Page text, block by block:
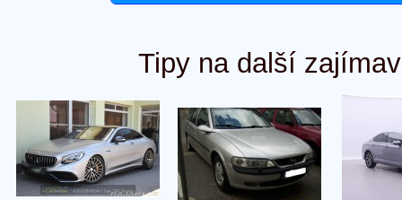
Tipy na další